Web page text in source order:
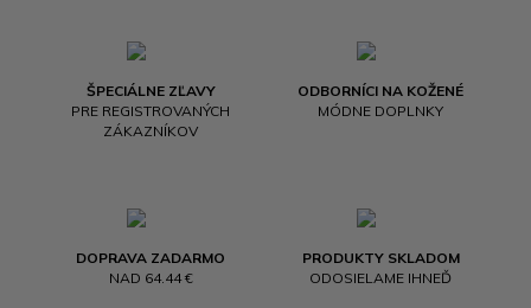
ŠPECIÁLNE ZĽAVY
PRE REGISTROVANÝCH
ZÁKAZNÍKOV
ODBORNÍCI NA KOŽENÉ
MÓDNE DOPLNKY
DOPRAVA ZADARMO
NAD 64.44 €
PRODUKTY SKLADOM
ODOSIELAME IHNEĎ